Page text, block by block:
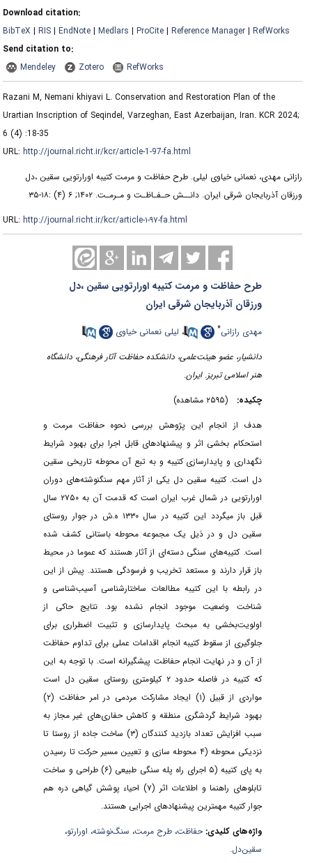
Download citation:
BibTeX |RIS |EndNote |Medlars |ProCite |Reference Manager |RefWorks
Send citation to:
Mendeley
Zotero RefWorks
Razani M, Nemani khiyavi L. Conservation and Restoration Plan of the
Urartian Inscription of Seqindel, Varzeghan, East Azerbaijan, Iran. KCR 2024;
6 (4) :18-35
URL:http://journal.richt.ir/kcr/article-1-97-fa.html
رازانی مهدی، نعمانی خیاوی لیلی. طرح حفاظت و مرمت کتیبه اورارتویی سقین ،دل
ورزقان آذربایجان شرقی ایران. دانــش حـفـاظـت و مـرمـت. ۱۴۰۲; ۶ (۴) :۱۸-۳۵
URL:http://journal.richt.ir/kcr/article-۱-۹۷-fa.html
طرح حفاظت و مرمت کتیبه اورارتویی سقین ،دل
ورزقان آذربایجان شرقی ایران
مهدی رازانی ،لیلی نعمانی خیاوی
دانشیار، عضو هیئت‌علمی، دانشکده حفاظت آثار فرهنگی، دانشگاه
هنر اسلامی تبریز. ایران.
چکیده:
هدف از انجام این پژوهش بررسی نحوه حفاظت مرمت و
استحکام بخشی اثر و پیشنهادهای قابل اجرا برای بهبود شرایط
نگهداری و پایدارسازی کتیبه و به تبع آن محوطه تاریخی سقین
دل است. کتیبه سقین دل یکی از آثار مهم سنگنوشته‌های دوران
اورارتویی در شمال غرب ایران است که قدمت آن به ۲۷۵۰ سال
قبل باز میگردد این کتیبه در سال ۱۳۳۰ ه.ش در جوار روستای
سقین دل و در ذیل یک مجموعه محوطه باستانی کشف شده
است. کتیبه‌های سنگی دسته‌ای از آثار هستند که عموما در محیط
باز قرار دارند و مستعد تخریب و فرسودگی هستند. پیش از این
در رابطه با این کتیبه مطالعات ساختارشناسی آسیب‌شناسی و
شناخت وضعیت موجود انجام نشده بود. نتایج حاکی از
اولویت‌بخشی به مبحث پایدارسازی و تثبیت اضطراری برای
جلوگیری از سقوط کتیبه انجام اقدامات عملی برای تداوم حفاظت
از آن و در نهایت انجام حفاظت پیشگیرانه است. با توجه به این
که کتیبه در فاصله حدود ۲ کیلومتری روستای سقین دل است
مواردی از قبیل (۱) ایجاد مشارکت مردمی در امر حفاظت (۲)
بهبود شرایط گردشگری منطقه و کاهش حفاری‌های غیر مجاز به
سبب افزایش تعداد بازدید کنندگان (۳) ساخت جاده از روستا تا
نزدیکی محوطه (۴ محوطه سازی و تعیین مسیر حرکت تا رسیدن
به پای کتیبه (۵ اجرای راه پله سنگی طبیعی (۶) طراحی و ساخت
تابلوهای راهنما و اطلاعات اثر (۷) احیاء پوشش گیاهی دره هم
جوار کتیبه مهمترین پیشنهادهای اجرایی هستند.
واژه‌های کلیدی:حفاظت،طرح مرمت،سنگ‌نوشته،اورارتو،
سقین‌دل.